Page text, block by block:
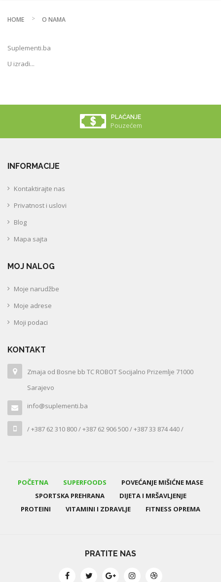
HOME O NAMA
Suplementi.ba
U izradi...
PLAĆANJE
Pouzećem
INFORMACIJE
Kontaktirajte nas
Privatnost i uslovi
Blog
Mapa sajta
MOJ NALOG
Moje narudžbe
Moje adrese
Moji podaci
KONTAKT
Zmaja od Bosne bb TC ROBOT Socijalno Prizemlje 71000
Sarajevo
info@suplementi.ba
/ +387 62 310 800 / +387 62 906 500 / +387 33 874 440 /
POČETNA SUPERFOODS
POVEĆANJE MIŠIĆNE MASE
SPORTSKA PREHRANA
DIJETA I MRŠAVLJENJE
PROTEINI
VITAMINI I ZDRAVLJE FITNESS OPREMA
PRATITE NAS